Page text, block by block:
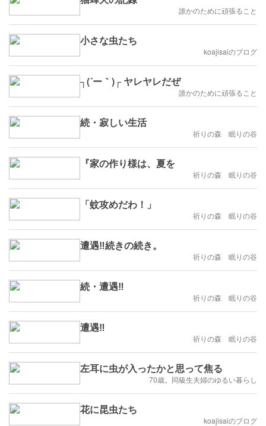
誰かのために頑張ること
小さな虫たち
koajisaiのブログ
┐(´ー｀)┌ ヤレヤレだぜ
誰かのために頑張ること
続・寂しい生活
祈りの森 眠りの谷
『家の作り様は、夏を
祈りの森 眠りの谷
「蚊攻めだわ！」
祈りの森 眠りの谷
遭遇‼︎続きの続き。
祈りの森 眠りの谷
続・遭遇‼︎
祈りの森 眠りの谷
遭遇‼︎
祈りの森 眠りの谷
左耳に虫が入ったかと思って焦る
70歳。同級生夫婦のゆるい暮らし
花に昆虫たち
koajisaiのブログ